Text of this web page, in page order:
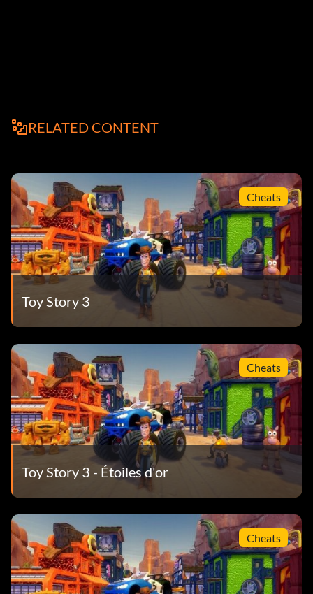
RELATED CONTENT
Cheats
Toy Story 3
Cheats
Toy Story 3 - Étoiles d'or
Cheats